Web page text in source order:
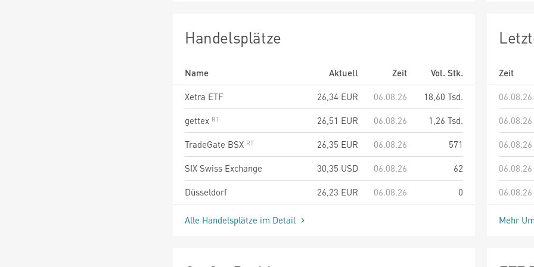
Handelsplätze
Name Aktuell Zeit
Vol. Stk.
Xetra ETF
26,34 EUR 06.08.26
18,60 Tsd.
gettex
26,51 EUR 06.08.26
1,26 Tsd.
TradeGate BSX
26,35 EUR 06.08.26
571
SIX Swiss Exchange
30,35 USD 06.08.26
62
Düsseldorf
26,23 EUR 06.08.26 0
Alle Handelsplätze im Detail
Zeit
Mehr